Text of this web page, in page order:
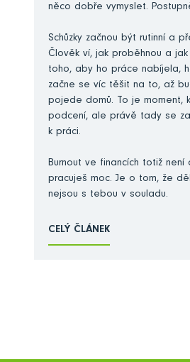
něco dobře vymyslet.
Schůzky začnou být rutinní a
Člověk ví, jak proběhnou a jak
toho, aby ho práce nabíjela,
začne se víc těšit na to, až
pojede domů. To je moment,
podcení, ale právě tady se
k práci.
Burnout ve financích totiž není
pracuješ moc. Je o tom, že
nejsou s tebou v souladu.
CELÝ ČLÁNEK